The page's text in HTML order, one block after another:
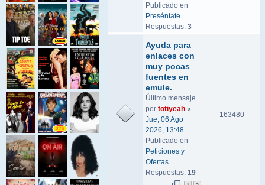
Publicado en
Preséntate
Respuestas: 3
Ayuda para
enlaces con
muy pocas
fuentes en
emule.
Último mensaje
por totiyeah «
Jue, 06 Ago
2026, 13:48
Publicado en
Peticiones y
Ofertas
Respuestas: 19
163480